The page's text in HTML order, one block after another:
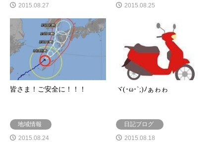
2015.08.27
2015.08.25
皆さま！ご安全に！！！
地域情報
2015.08.24
ヾ(･ω･`;)ﾉぁゎゎ
日記ブログ
2015.08.18